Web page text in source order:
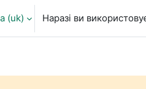
пошуку
‎(uk)‎ Наразі ви